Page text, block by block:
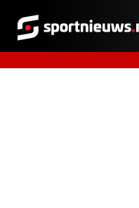
Sportnieuws.nl